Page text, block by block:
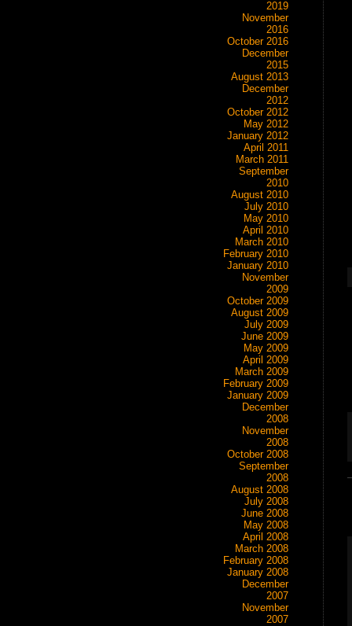
2019
November
2016
October 2016
December
2015
August 2013
December
2012
October 2012
May 2012
January 2012
April 2011
March 2011
September
2010
August 2010
July 2010
May 2010
April 2010
March 2010
February 2010
January 2010
November
2009
October 2009
August 2009
July 2009
June 2009
May 2009
April 2009
March 2009
February 2009
January 2009
December
2008
November
2008
October 2008
September
2008
August 2008
July 2008
June 2008
May 2008
April 2008
March 2008
February 2008
January 2008
December
2007
November
2007